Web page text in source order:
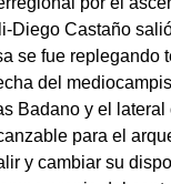
Diego Castaño
se fue replegando
del
Badano y el
para el
y cambiar su